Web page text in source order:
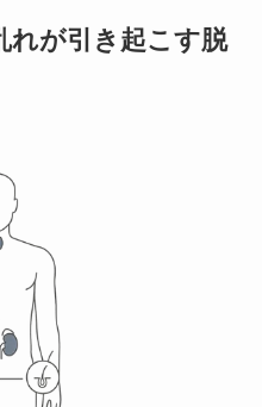
れが引き起こす脱